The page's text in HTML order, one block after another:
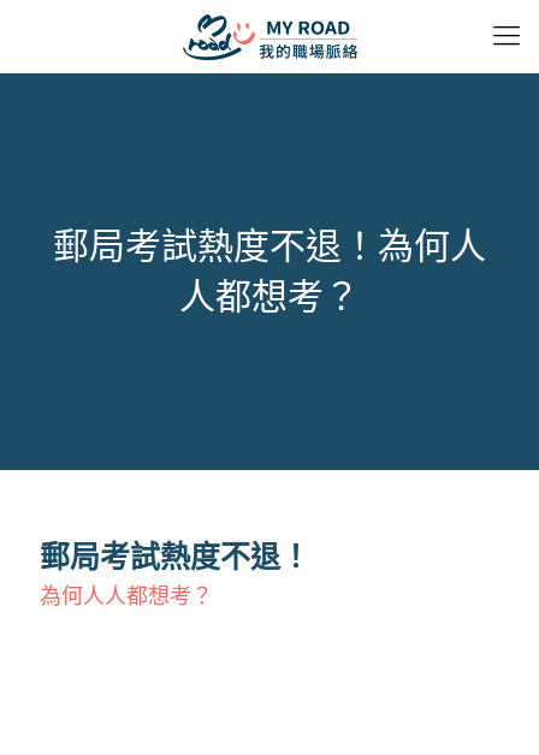
郵局考試熱度不退！為何人
人都想考？
郵局考試熱度不退！
為何人人都想考？